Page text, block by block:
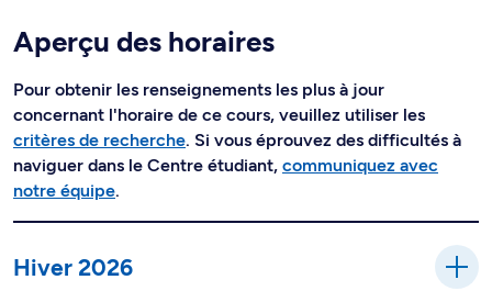
Aperçu des horaires
Pour obtenir les renseignements les plus à jour
concernant l'horaire de ce cours, veuillez utiliser les
critères de recherche. Si vous éprouvez des difficultés à
naviguer dans le Centre étudiant, communiquez avec
notre équipe.
Hiver 2026